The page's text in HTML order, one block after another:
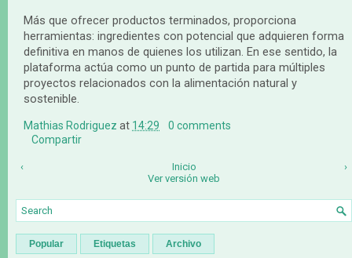
Más que ofrecer productos terminados, proporciona
herramientas: ingredientes con potencial que adquieren forma
definitiva en manos de quienes los utilizan. En ese sentido, la
plataforma actúa como un punto de partida para múltiples
proyectos relacionados con la alimentación natural y
sostenible.
Mathias Rodriguez at 14:29
0 comments
Compartir
‹ ›
Inicio
Ver versión web
Popular Etiquetas Archivo